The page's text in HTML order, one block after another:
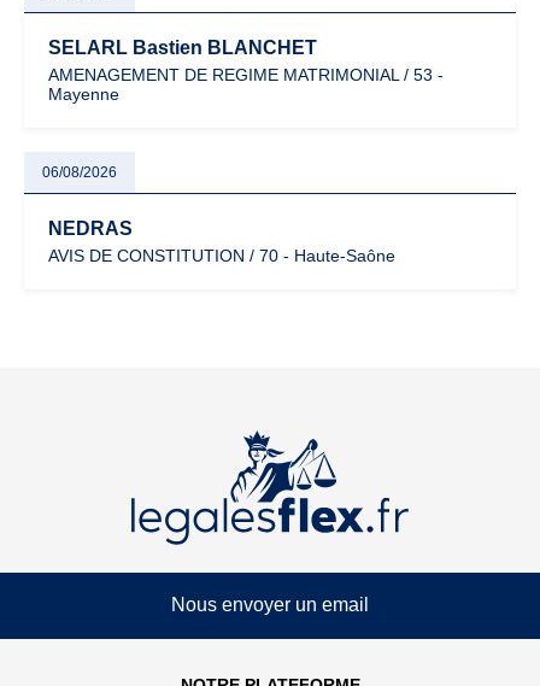
SELARL Bastien BLANCHET
AMENAGEMENT DE REGIME MATRIMONIAL / 53 -
Mayenne
06/08/2026
NEDRAS
AVIS DE CONSTITUTION / 70 - Haute-Saône
Nous envoyer un email